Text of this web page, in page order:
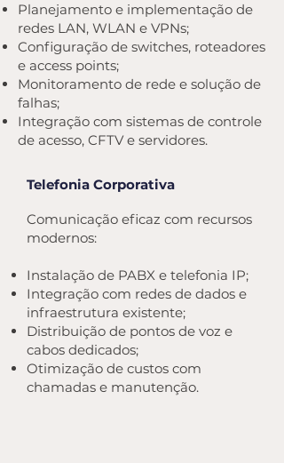
Planejamento e implementação de
redes LAN, WLAN e VPNs;
Configuração de switches, roteadores
e access points;
Monitoramento de rede e solução de
falhas;
Integração com sistemas de controle
de acesso, CFTV e servidores.
Telefonia Corporativa
Comunicação eficaz com recursos
modernos:
Instalação de PABX e telefonia IP;
Integração com redes de dados e
infraestrutura existente;
Distribuição de pontos de voz e
cabos dedicados;
Otimização de custos com
chamadas e manutenção.